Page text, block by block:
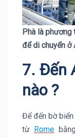
Phà là phương
để di chuyển ở
7. Đến
nào ?
Để đến bờ
từ Rome